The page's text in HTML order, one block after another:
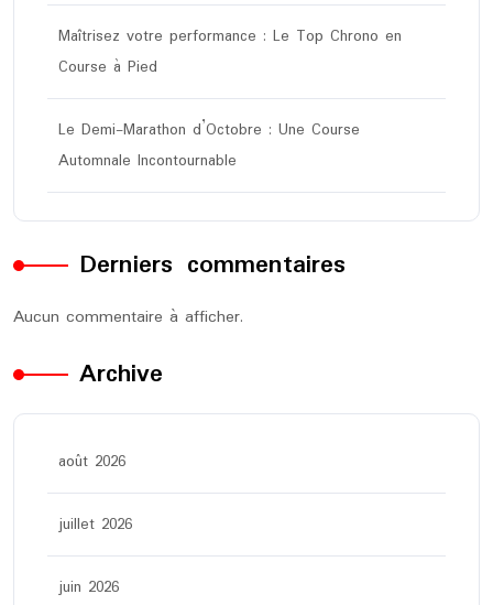
Maîtrisez votre performance : Le Top Chrono en
Course à Pied
Le Demi-Marathon d’Octobre : Une Course
Automnale Incontournable
Derniers commentaires
Aucun commentaire à afficher.
Archive
août 2026
juillet 2026
juin 2026